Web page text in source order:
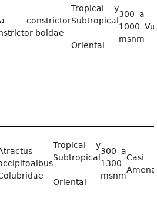
constrictor
boidae
Tropical y
Subtropical
Oriental
300 a
1000
msnm
Tropical y
Subtropical
Oriental
300 a
1300
msnm
Casi